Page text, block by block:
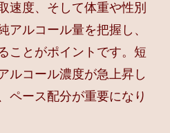
速度、そして体重や性別
アルコール量を把握し、
ことがポイントです。短
ルコール濃度が急上昇し
ペース配分が重要になり